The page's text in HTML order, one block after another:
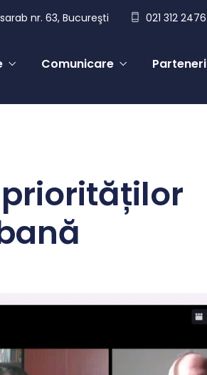
nr. 63, Bucureşti 021 312 2476
Comunicare Parteneri
priorităților